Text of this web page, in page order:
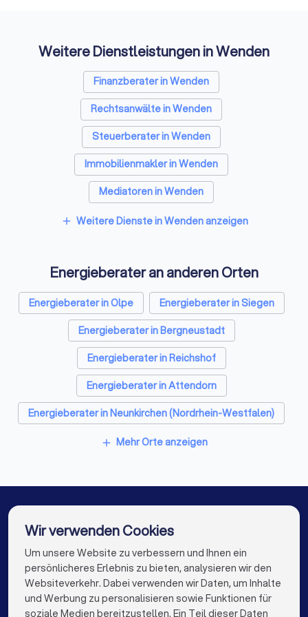
Weitere Dienstleistungen in Wenden
Finanzberater in Wenden
Rechtsanwälte in Wenden
Steuerberater in Wenden
Immobilienmakler in Wenden
Mediatoren in Wenden
add Weitere Dienste in Wenden anzeigen
Energieberater an anderen Orten
Energieberater in Olpe
Energieberater in Siegen
Energieberater in Bergneustadt
Energieberater in Reichshof
Energieberater in Attendorn
Energieberater in Neunkirchen (Nordrhein-Westfalen)
Energieberater in Lennestadt
Energieberater in Wiehl
Energieberater in Hamburg
Energieberater in München
Energieberater in Köln
Energieberater in Frankfurt am Main
add Mehr Orte anzeigen
Die besten Energieberater für Sie
info@trustlocal.de
Wir verwenden Cookies
Um unsere Website zu verbessern und Ihnen ein
persönlicheres Erlebnis zu bieten, analysieren wir den
Websiteverkehr. Dabei verwenden wir Daten, um Inhalte
und Werbung zu personalisieren sowie Funktionen für
soziale Medien bereitzustellen. Ein Teil dieser Daten